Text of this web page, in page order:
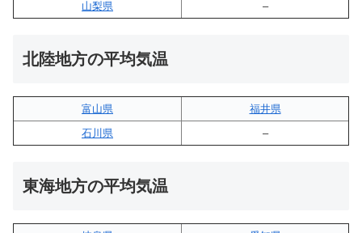
山梨県
–
北陸地方の平均気温
富山県
福井県
石川県
–
東海地方の平均気温